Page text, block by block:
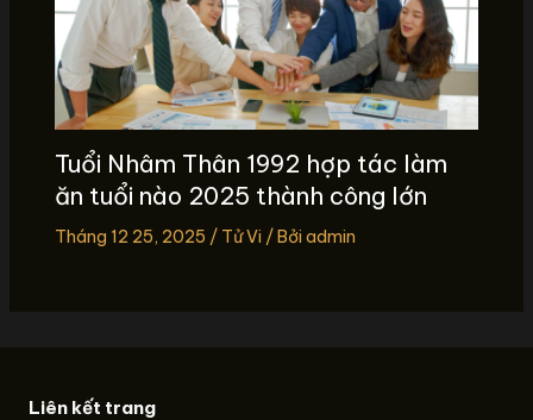
Tuổi Nhâm Thân 1992 hợp tác làm
ăn tuổi nào 2025 thành công lớn
Tháng 12 25, 2025 / Tử Vi / Bởi admin
Liên kết trang